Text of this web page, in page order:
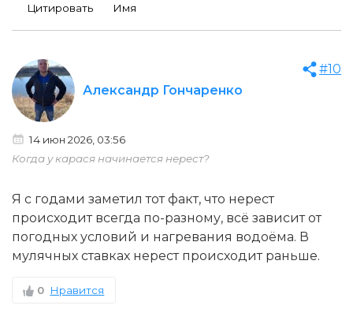
Цитировать Имя
Александр Гончаренко
#10
14 июн 2026, 03:56
Когда у карася начинается нерест?
Я с годами заметил тот факт, что нерест
происходит всегда по-разному, всё зависит от
погодных условий и нагревания водоёма. В
мулячных ставках нерест происходит раньше.
0 Нравится